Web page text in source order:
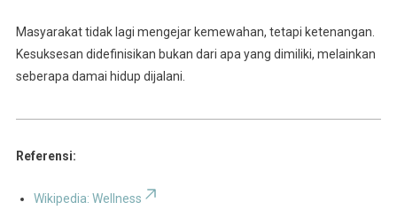
Masyarakat tidak lagi mengejar kemewahan, tetapi ketenangan.
Kesuksesan didefinisikan bukan dari apa yang dimiliki, melainkan
seberapa damai hidup dijalani.
Referensi:
Wikipedia: Wellness